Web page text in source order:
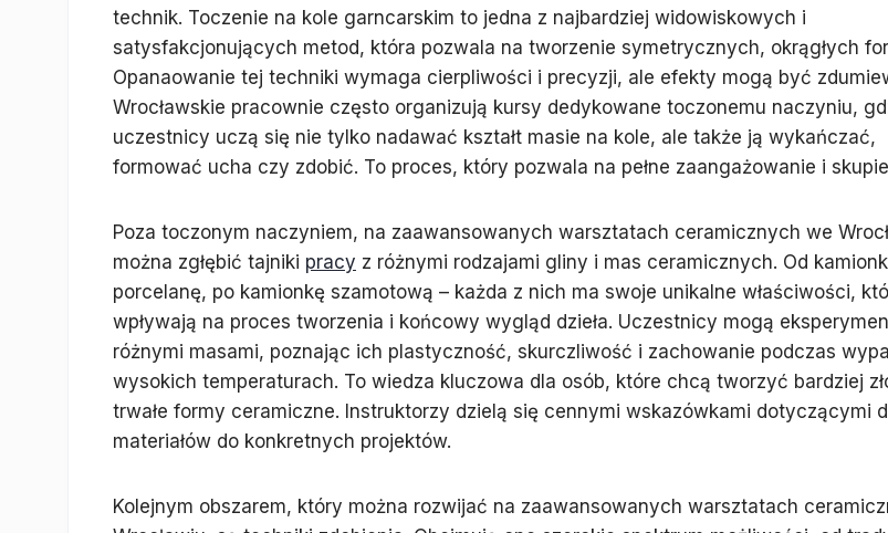
technik. Toczenie na kole garncarskim to jedna z najbardziej widowiskowych i
satysfakcjonujących metod, która pozwala na tworzenie symetrycznych, okrągłych
Opanaowanie tej techniki wymaga cierpliwości i precyzji, ale efekty mogą być
Wrocławskie pracownie często organizują kursy dedykowane toczonemu naczyniu,
uczestnicy uczą się nie tylko nadawać kształt masie na kole, ale także ją wykańczać,
formować ucha czy zdobić. To proces, który pozwala na pełne zaangażowanie i
Poza toczonym naczyniem, na zaawansowanych warsztatach ceramicznych we
można zgłębić tajniki pracy z różnymi rodzajami gliny i mas ceramicznych. Od
porcelanę, po kamionkę szamotową – każda z nich ma swoje unikalne właściwości,
wpływają na proces tworzenia i końcowy wygląd dzieła. Uczestnicy mogą
różnymi masami, poznając ich plastyczność, skurczliwość i zachowanie podczas
wysokich temperaturach. To wiedza kluczowa dla osób, które chcą tworzyć bardziej
trwałe formy ceramiczne. Instruktorzy dzielą się cennymi wskazówkami dotyczącymi
materiałów do konkretnych projektów.
Kolejnym obszarem, który można rozwijać na zaawansowanych warsztatach